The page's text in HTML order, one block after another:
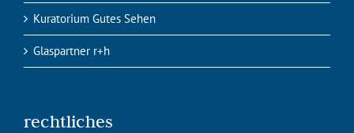
Kuratorium Gutes Sehen
Glaspartner r+h
rechtliches